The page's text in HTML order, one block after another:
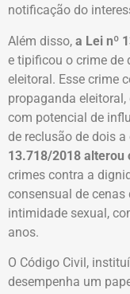
notificação do
Além disso, a Lei nº
e tipificou o crime de
eleitoral. Esse crime
propaganda
com potencial de
de reclusão de dois
13.718/2018 alterou
crimes contra a
consensual de cenas
intimidade sexual,
anos.
O Código Civil,
desempenha um